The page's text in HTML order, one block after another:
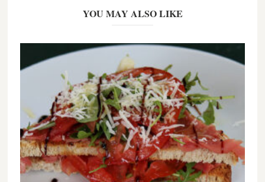
YOU MAY ALSO LIKE